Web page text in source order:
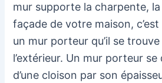
mur supporte la charpente,
façade de votre maison,
un mur porteur qu’il se trouve
l’extérieur. Un mur porteur
d’une cloison par son